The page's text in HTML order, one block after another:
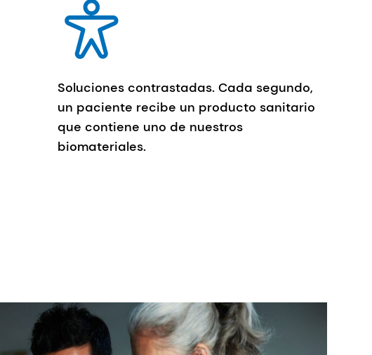
Soluciones contrastadas. Cada segundo,
un paciente recibe un producto sanitario
que contiene uno de nuestros
biomateriales.